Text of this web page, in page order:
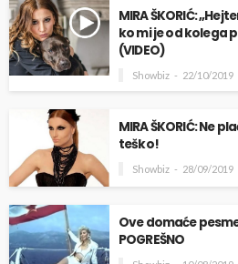
MIRA ŠKORIĆ:
ko mi je od kolega
(VIDEO)
Showbiz 22/10/2019
MIRA ŠKORIĆ: Ne
teško!
Showbiz 28/09/2019
Ove domaće
POGREŠNO